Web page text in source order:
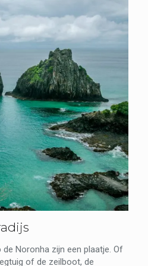
de Noronha zijn een plaatje. Of
of de zeilboot, de